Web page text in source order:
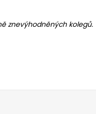
znevýhodněných kolegů.